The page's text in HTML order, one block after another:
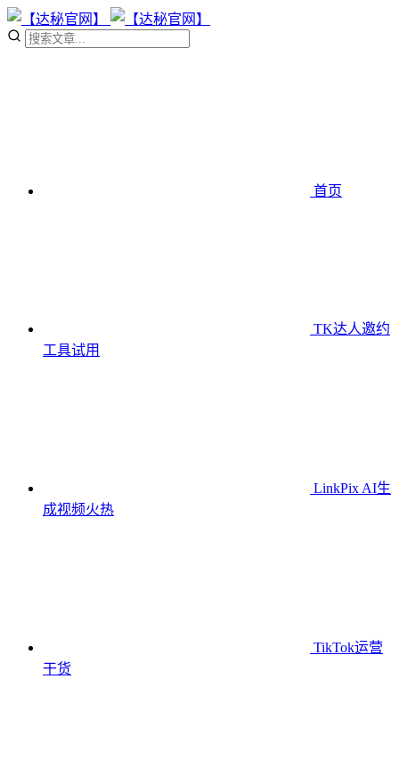
首页
TK达人邀约
工具试用
LinkPix AI生
成视频火热
TikTok运营
干货